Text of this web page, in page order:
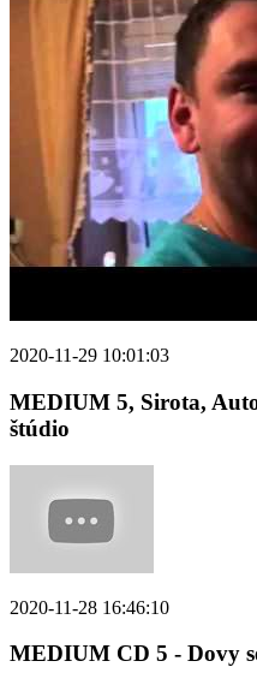
2020-11-29 10:01:03
MEDIUM 5, Sirota,
štúdio
2020-11-28 16:46:10
MEDIUM CD 5 - Dovy